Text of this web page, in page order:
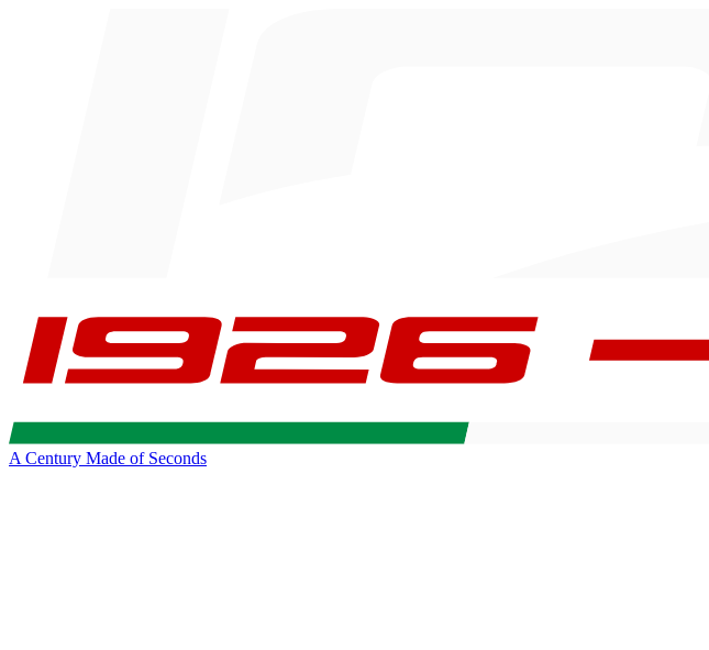
A Century Made of Seconds